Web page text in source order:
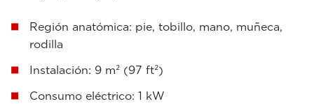
Región anatómica: pie, tobillo, mano, muñeca,
rodilla
Instalación: 9 m² (97 ft²)
Consumo eléctrico: 1 kW